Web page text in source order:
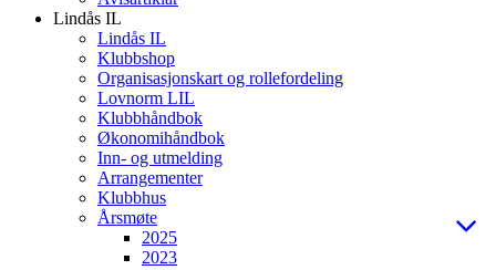
Lindås IL
Lindås IL
Klubbshop
Organisasjonskart og rollefordeling
Lovnorm LIL
Klubbhåndbok
Økonomihåndbok
Inn- og utmelding
Arrangementer
Klubbhus
Årsmøte
2025
2023